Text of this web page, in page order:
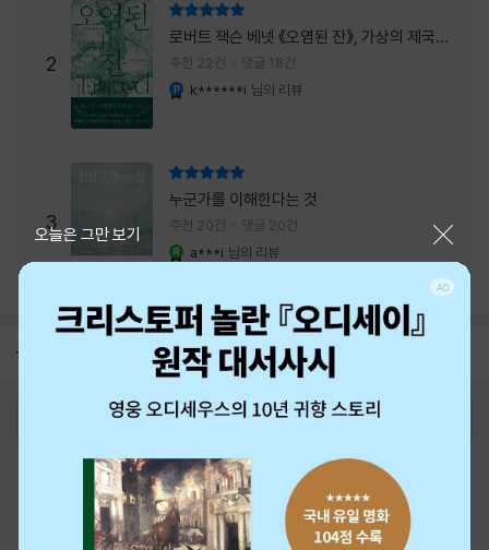
2
로버트 잭슨 베넷 《오염된 잔》, 가상의 제국이
주는 실감과 미스터리 사건의 치밀함이 이루어
내는 최상의 시너지...
추천 22건 댓글 18건
k******i 님의 리뷰
3
누군가를 이해한다는 것
추천 20건 댓글 20건
a***i 님의 리뷰
공지 8월 상품권+쿠폰+결제+추천 혜택모음
2026-08-01
오늘은 그만 보기
로그인 최근 본 상품 주문/배송
고객센터 1544-3800 티켓 1544-6399
중고샵 1566-4295
eBook 1:1문의/채팅상담
예스이십사(주) 사업자 정보